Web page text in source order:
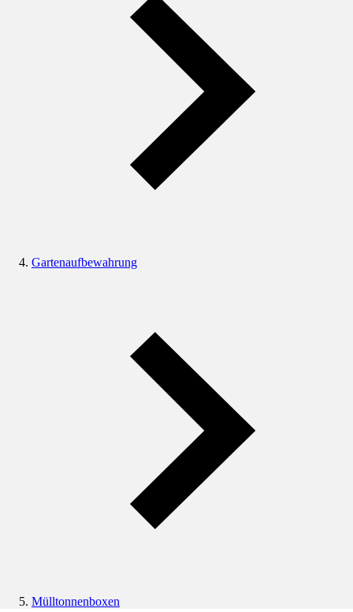
Gartenaufbewahrung
Mülltonnenboxen